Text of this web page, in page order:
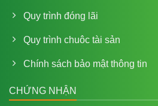
Quy trình đóng lãi
Quy trình chuôc tài sản
Chính sách bảo mật thông tin
CHỨNG NHẬN